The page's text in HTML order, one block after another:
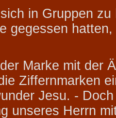
in Gruppen
gegessen
Marke mit der
Ziffernmarken
Jesu. -
unseres Herrn